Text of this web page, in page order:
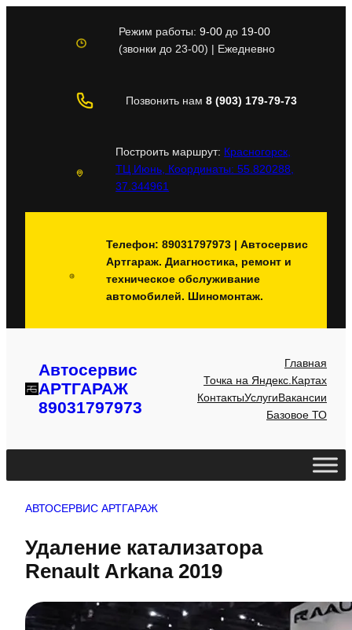
содержимому
Режим работы: 9-00до 19-00
(звонки до 23-00) | Ежедневно
Позвонить нам 8 (903) 179-79-73
Построить маршрут: Красногорск,
ТЦ Июнь, Координаты: 55.820288,
37.344961
Телефон: 89031797973 | Автосервис
Артгараж. Диагностика, ремонт и
техническое обслуживание
автомобилей. Шиномонтаж.
Автосервис
АРТГАРАЖ
89031797973
Главная
Точка на Яндекс.Картах
КонтактыУслугиВакансии
Базовое ТО
АВТОСЕРВИС АРТГАРАЖ
Удаление катализатора
Renault Arkana 2019